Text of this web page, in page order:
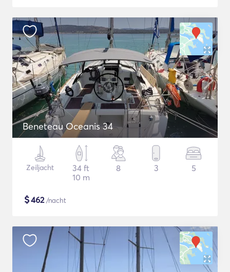
Beneteau Oceanis 34
Zeiljacht
34 ft
10 m
8 3 5
$462/nacht